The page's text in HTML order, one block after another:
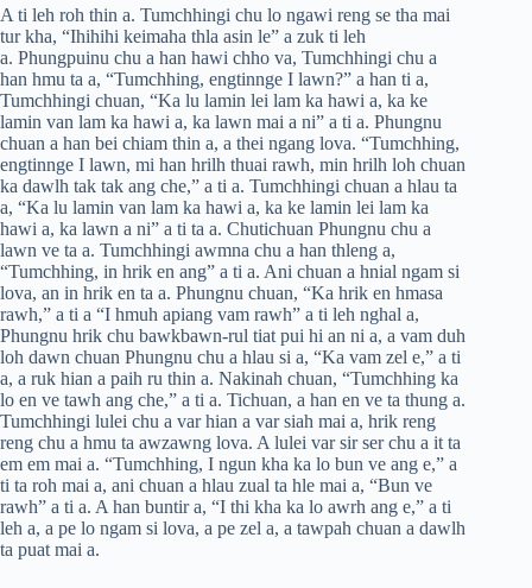
A ti leh roh thin a. Tumchhingi chu lo ngawi reng se tha mai
tur kha, “Ihihihi keimaha thla asin le” a zuk ti leh
a. Phungpuinu chu a han hawi chho va, Tumchhingi chu a
han hmu ta a, “Tumchhing, engtinnge I lawn?” a han ti a,
Tumchhingi chuan, “Ka lu lamin lei lam ka hawi a, ka ke
lamin van lam ka hawi a, ka lawn mai a ni” a ti a. Phungnu
chuan a han bei chiam thin a, a thei ngang lova. “Tumchhing,
engtinnge I lawn, mi han hrilh thuai rawh, min hrilh loh chuan
ka dawlh tak tak ang che,” a ti a. Tumchhingi chuan a hlau ta
a, “Ka lu lamin van lam ka hawi a, ka ke lamin lei lam ka
hawi a, ka lawn a ni” a ti ta a. Chutichuan Phungnu chu a
lawn ve ta a. Tumchhingi awmna chu a han thleng a,
“Tumchhing, in hrik en ang” a ti a. Ani chuan a hnial ngam si
lova, an in hrik en ta a. Phungnu chuan, “Ka hrik en hmasa
rawh,” a ti a “I hmuh apiang vam rawh” a ti leh nghal a,
Phungnu hrik chu bawkbawn-rul tiat pui hi an ni a, a vam duh
loh dawn chuan Phungnu chu a hlau si a, “Ka vam zel e,” a ti
a, a ruk hian a paih ru thin a. Nakinah chuan, “Tumchhing ka
lo en ve tawh ang che,” a ti a. Tichuan, a han en ve ta thung a.
Tumchhingi lulei chu a var hian a var siah mai a, hrik reng
reng chu a hmu ta awzawng lova. A lulei var sir ser chu a it ta
em em mai a. “Tumchhing, I ngun kha ka lo bun ve ang e,” a
ti ta roh mai a, ani chuan a hlau zual ta hle mai a, “Bun ve
rawh” a ti a. A han buntir a, “I thi kha ka lo awrh ang e,” a ti
leh a, a pe lo ngam si lova, a pe zel a, a tawpah chuan a dawlh
ta puat mai a.